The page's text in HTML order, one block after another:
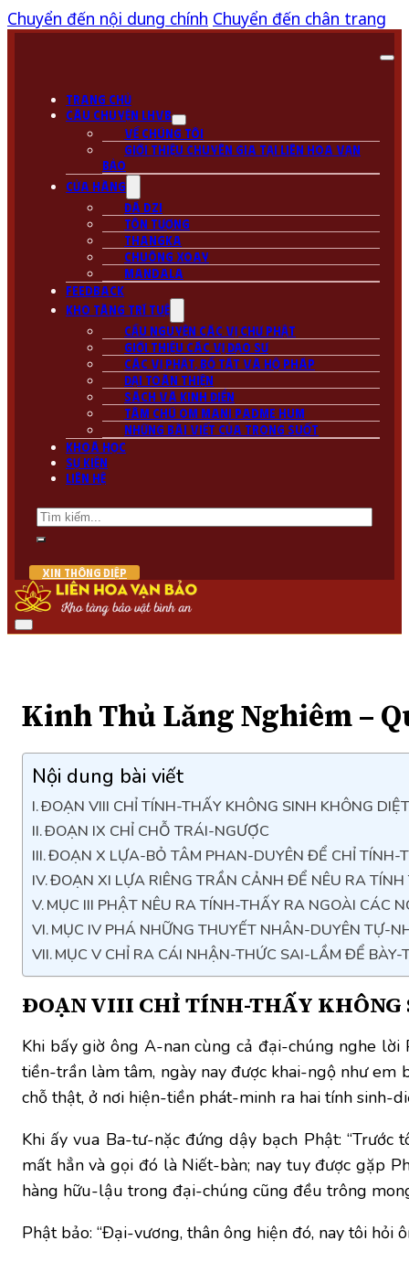
Chuyển đến nội dung chính Chuyển đến chân trang
Trang chủ
Câu chuyện LHVB
Về chúng tôi
Giới thiệu chuyên gia tại Liên Hoa Vạn
Bảo
Cửa hàng
Đá Dzi
Tôn tượng
Thangka
Chuông Xoay
Mandala
Feedback
Kho tàng Trí Tuệ
Cầu Nguyện các vị Chư Phật
Giới thiệu các vị Đạo Sư
Các vị Phật, Bồ Tát và Hộ Pháp
Đại Toàn Thiện
Sách và kinh điển
Tâm chú Om Mani PadMe Hum
Những bài viết của Trong Suốt
Khoá học
Sự kiện
Liên hệ
Tìm
kiếm
XIN THÔNG ĐIỆP
Kinh Thủ Lăng Nghiêm –
Nội dung bài viết
ÐOẠN VIII CHỈ TÍNH-THẤY KHÔNG SINH KHÔNG
ÐOẠN IX CHỈ CHỖ TRÁI-NGƯỢC
ĐOẠN X LỰA-BỎ TÂM PHAN-DUYÊN ĐỂ CHỈ TÍNH-
ĐOẠN XI LỰA RIÊNG TRẦN CẢNH ĐỂ NÊU RA TÍNH
MỤC III PHẬT NÊU RA TÍNH-THẤY RA NGOÀI CÁC
MỤC IV PHÁ NHỮNG THUYẾT NHÂN-DUYÊN TỰ-
MỤC V CHỈ RA CÁI NHẬN-THỨC SAI-LẦM ĐỂ
ÐOẠN VIII CHỈ TÍNH-THẤY KHÔNG
Khi bấy giờ ông A-nan cùng cả đại-chúng nghe
tiền-trần làm tâm, ngày nay được khai-ngộ như em
chỗ thật, ở nơi hiện-tiền phát-minh ra hai tính sinh-
Khi ấy vua Ba-tư-nặc đứng dậy bạch Phật:
mất hẳn và gọi đó là Niết-bàn; nay tuy được gặp
hàng hữu-lậu trong đại-chúng cũng đều trông
Phật bảo: “Ðại-vương, thân ông hiện đó, nay tôi hỏi